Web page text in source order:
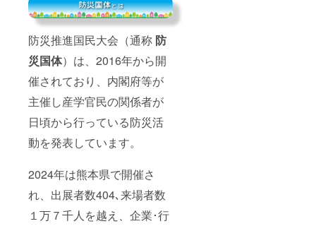
防災推進国民大会（通称 防
災国体）は、2016年から開
催されており、内閣府等が
主催し産学官民の関係者が
日頃から行っている防災活
動を発表しています。
2024年は熊本県で開催さ
れ、出展者数404､来場者数
１万７千人を越え、企業･行